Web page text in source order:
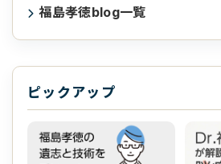
福島孝徳blog一覧
ピックアップ